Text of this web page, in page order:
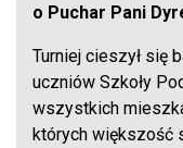
o Puchar Pani
Turniej cieszył się
uczniów Szkoły
wszystkich
których większość